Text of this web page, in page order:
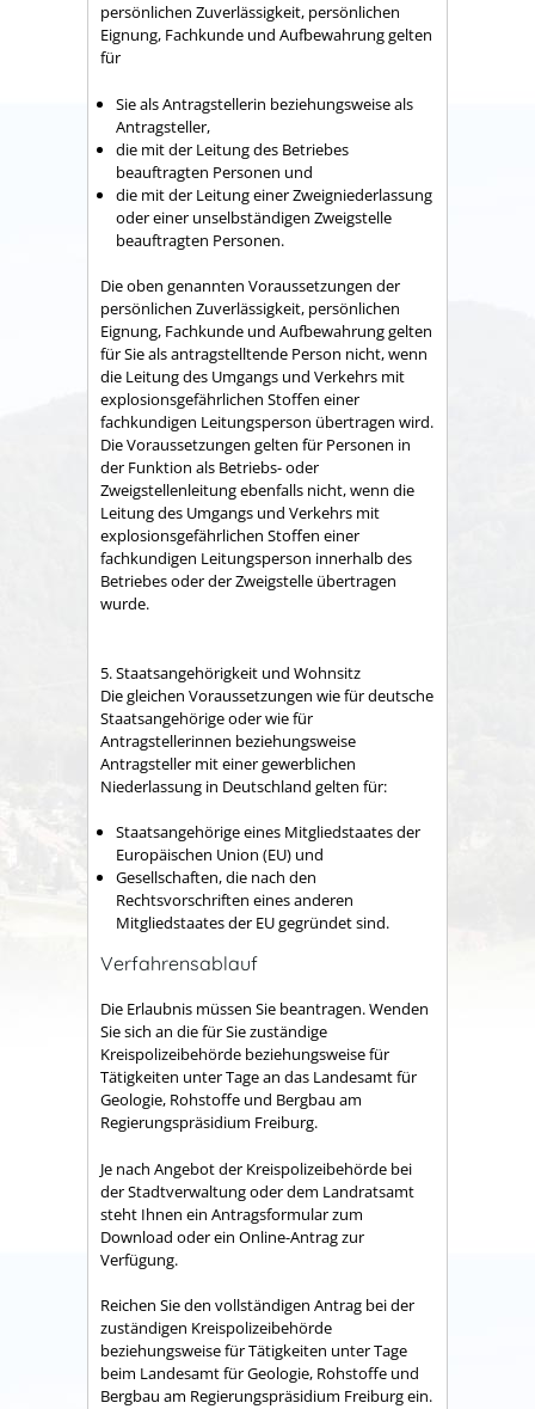
persönlichen Zuverlässigkeit, persönlichen
Eignung, Fachkunde und Aufbewahrung gelten
für
Sie als Antragstellerin beziehungsweise als
Antragsteller,
die mit der Leitung des Betriebes
beauftragten Personen und
die mit der Leitung einer Zweigniederlassung
oder einer unselbständigen Zweigstelle
beauftragten Personen.
Die oben genannten Voraussetzungen der
persönlichen Zuverlässigkeit, persönlichen
Eignung, Fachkunde und Aufbewahrunggelten
für Sie als antragstelltende Person nicht, wenn
die Leitung des Umgangs und Verkehrs mit
explosionsgefährlichen Stoffen einer
fachkundigen Leitungsperson übertragen wird.
Die Voraussetzungen gelten für Personen in
der Funktion als Betriebs- oder
Zweigstellenleitung ebenfalls nicht, wenn die
Leitung des Umgangs und Verkehrs mit
explosionsgefährlichen Stoffen einer
fachkundigen Leitungsperson innerhalb des
Betriebes oder der Zweigstelle übertragen
wurde.
5. Staatsangehörigkeit und Wohnsitz
Die gleichen Voraussetzungen wie für deutsche
Staatsangehörige oder wie für
Antragstellerinnen beziehungsweise
Antragsteller mit einer gewerblichen
Niederlassung in Deutschland gelten für:
Staatsangehörige eines Mitgliedstaates der
Europäischen Union (EU) und
Gesellschaften, die nach den
Rechtsvorschriften eines anderen
Mitgliedstaates der EU gegründet sind.
Verfahrensablauf
Die Erlaubnis müssen Sie beantragen. Wenden
Sie sich an die für Sie zuständige
Kreispolizeibehörde beziehungsweise für
Tätigkeiten unter Tage an das Landesamt für
Geologie, Rohstoffe und Bergbau am
Regierungspräsidium Freiburg.
Je nach Angebot der Kreispolizeibehörde bei
der Stadtverwaltung oder dem Landratsamt
steht Ihnen ein Antragsformular zum
Download oder ein Online-Antrag zur
Verfügung.
Reichen Sie den vollständigen Antrag bei der
zuständigen Kreispolizeibehörde
beziehungsweise für Tätigkeiten unter Tage
beim Landesamt für Geologie, Rohstoffe und
Bergbau am Regierungspräsidium Freiburg ein.